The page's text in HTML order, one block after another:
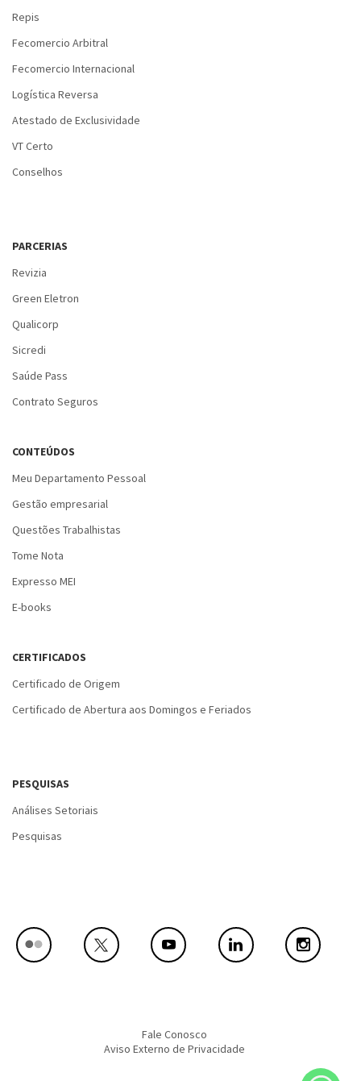
Repis
Fecomercio Arbitral
Fecomercio Internacional
Logística Reversa
Atestado de Exclusividade
VT Certo
Conselhos
PARCERIAS
Revizia
Green Eletron
Qualicorp
Sicredi
Saúde Pass
Contrato Seguros
CONTEÚDOS
Meu Departamento Pessoal
Gestão empresarial
Questões Trabalhistas
Tome Nota
Expresso MEI
E-books
CERTIFICADOS
Certificado de Origem
Certificado de Abertura aos Domingos e Feriados
PESQUISAS
Análises Setoriais
Pesquisas
Fale Conosco
Aviso Externo de Privacidade